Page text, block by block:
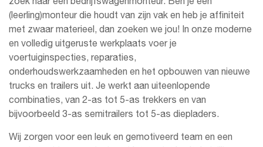
zoek naar een bedrijfswagenmonteur. Ben je een
(leerling)monteur die houdt van zijn vak en heb je affiniteit
met zwaar materieel, dan zoeken we jou! In onze moderne
en volledig uitgeruste werkplaats voer je
voertuiginspecties, reparaties,
onderhoudswerkzaamheden en het opbouwen van nieuwe
trucks en trailers uit. Je werkt aan uiteenlopende
combinaties, van 2-as tot 5-as trekkers en van
bijvoorbeeld 3-as semitrailers tot 5-as diepladers.
Wij zorgen voor een leuk en gemotiveerd team en een